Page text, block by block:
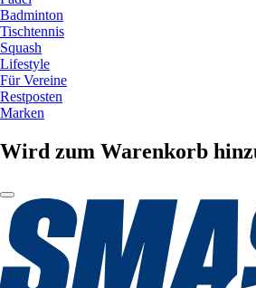
Badminton
Tischtennis
Squash
Lifestyle
Für Vereine
Restposten
Marken
Wird zum Warenkorb